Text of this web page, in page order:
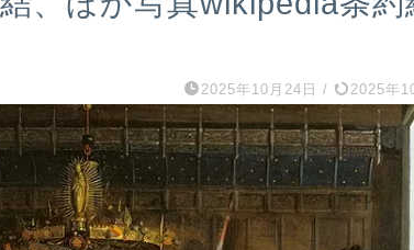
2025年10月24日 / 2025年